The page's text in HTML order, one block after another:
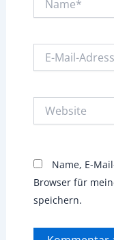
Mail-
Name, E-
Browser für
speichern.